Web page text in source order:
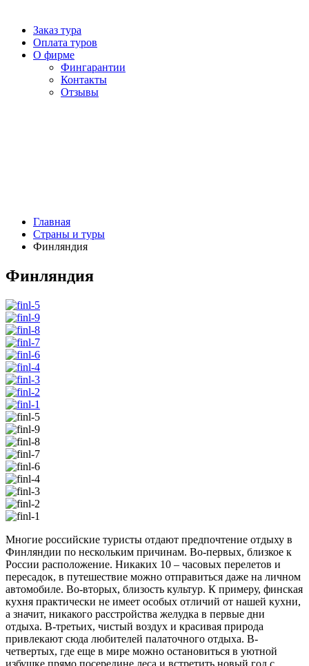
Заказ тура
Оплата туров
О фирме
Фингарантии
Контакты
Отзывы
Главная
Страны и туры
Финляндия
Финляндия
Многие российские туристы отдают предпочтение отдыху в
Финляндии по нескольким причинам. Во-первых, близкое к
России расположение. Никаких 10 – часовых перелетов и
пересадок, в путешествие можно отправиться даже на личном
автомобиле. Во-вторых, близость культур. К примеру, финская
кухня практически не имеет особых отличий от нашей кухни,
а значит, никакого расстройства желудка в первые дни
отдыха. В-третьих, чистый воздух и красивая природа
привлекают сюда любителей палаточного отдыха. В-
четвертых, где еще в мире можно остановиться в уютной
избушке прямо посередине леса и встретить новый год с